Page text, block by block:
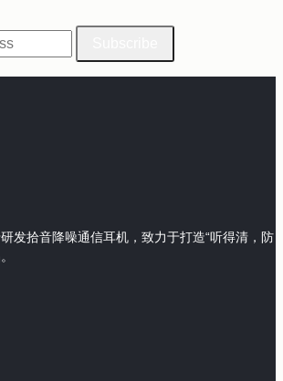
发拾音降噪通信耳机，致力于打造“听得清，防